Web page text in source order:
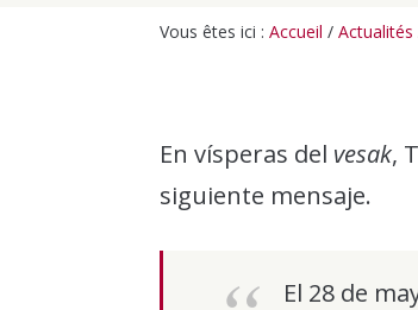
Vous êtes ici :Accueil /Actualités
En vísperas del vesak,
siguiente mensaje.
El 28 de